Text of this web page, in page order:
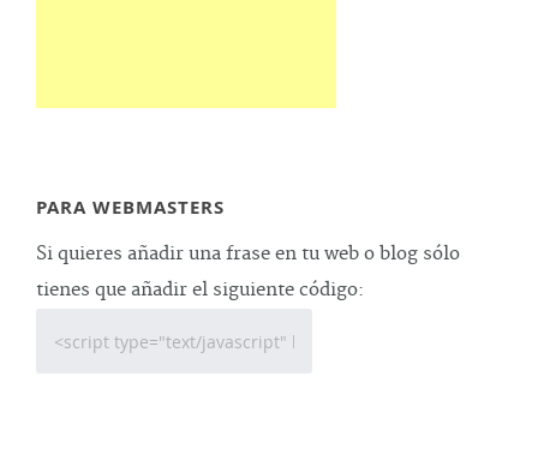
PARA WEBMASTERS
Si quieres añadir una frase en tu web o blog sólo
tienes que añadir el siguiente código: